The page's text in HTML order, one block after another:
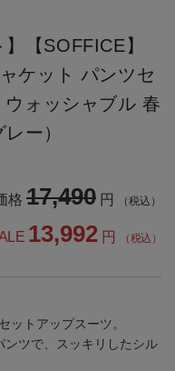
【SOFFICE】
ケット パンツセ
ォッシャブル 春
ー）
格 17,490 円 （税込）
13,992 円 （税込）
ットアップスーツ。
ツで、スッキリしたシル